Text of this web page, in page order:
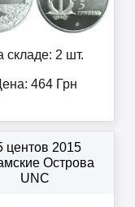
складе: 2 шт.
464 Грн
центов 2015
Острова
UNC